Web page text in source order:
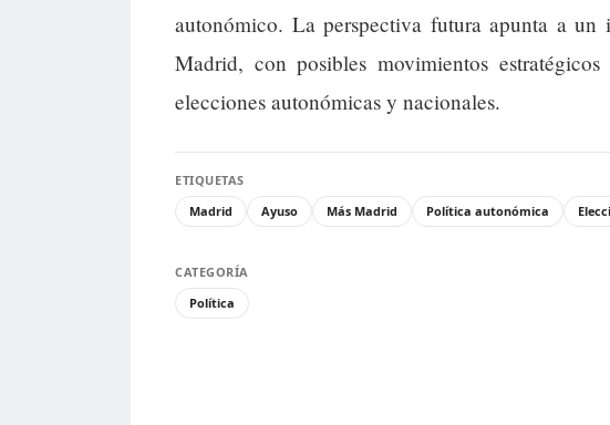
autonómico. La perspectiva futura apunta a
Madrid, con posibles movimientos
elecciones autonómicas y nacionales.
ETIQUETAS
Madrid
Ayuso Más Madrid Política autonómica
CATEGORÍA
Política